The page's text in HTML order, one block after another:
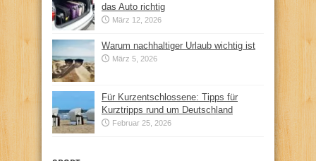
das Auto richtig
März 12, 2026
Warum nachhaltiger Urlaub wichtig ist
März 5, 2026
Für Kurzentschlossene: Tipps für
Kurztripps rund um Deutschland
Februar 25, 2026